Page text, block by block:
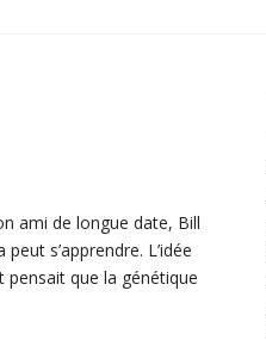
ami de longue date, Bill
s’apprendre. L’idée
pensait que la génétique